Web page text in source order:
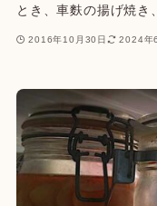
とき、車麩の揚げ焼き
2016年10月30日 2024年